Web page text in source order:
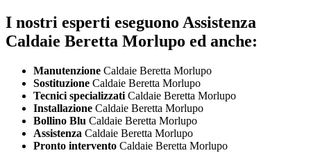
I nostri esperti eseguono Assistenza
Caldaie Beretta Morlupo ed anche:
Manutenzione Caldaie Beretta Morlupo
Sostituzione Caldaie Beretta Morlupo
Tecnici specializzati Caldaie Beretta Morlupo
Installazione Caldaie Beretta Morlupo
Bollino Blu Caldaie Beretta Morlupo
Assistenza Caldaie Beretta Morlupo
Pronto intervento Caldaie Beretta Morlupo